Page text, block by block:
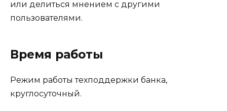
или делиться мнением с другими
пользователями.
Время работы
Режим работы техподдержки банка,
круглосуточный.